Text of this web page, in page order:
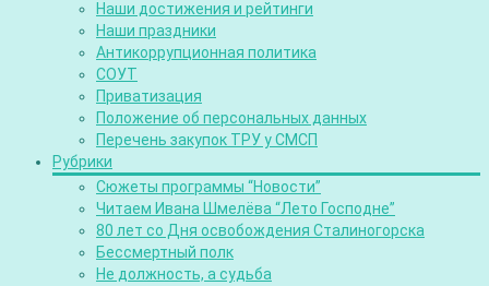
Наши достижения и рейтинги
Наши праздники
Антикоррупционная политика
СОУТ
Приватизация
Положение об персональных данных
Перечень закупок ТРУ у СМСП
Рубрики
Сюжеты программы “Новости”
Читаем Ивана Шмелёва “Лето Господне”
80 лет со Дня освобождения Сталиногорска
Бессмертный полк
Не должность, а судьба